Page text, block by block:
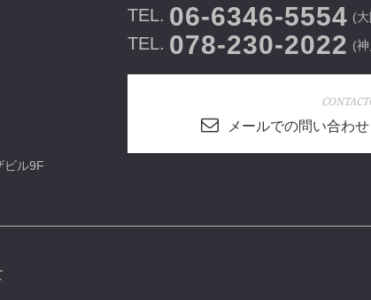
ビル9F
TEL. 06-6346-5554 (
TEL. 078-230-2022 (
メールでの問い合わ